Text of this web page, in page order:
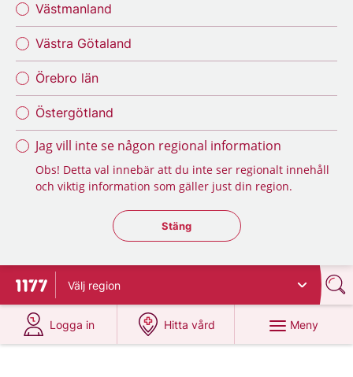
Västmanland
Västra Götaland
Örebro län
Östergötland
Jag vill inte se någon regional information
Obs! Detta val innebär att du inte ser regionalt innehåll
och viktig information som gäller just din region.
Stäng regionsväljaren
Stäng
Till startsidan för 1177
Välj region
Logga in
på 1177.se
Hitta vård
på 1177.se
Meny